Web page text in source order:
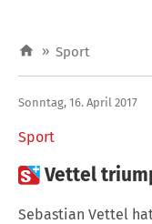
» Sport
Sport
Sonntag, 16. April 2017
Vettel
Sebastian Vettel